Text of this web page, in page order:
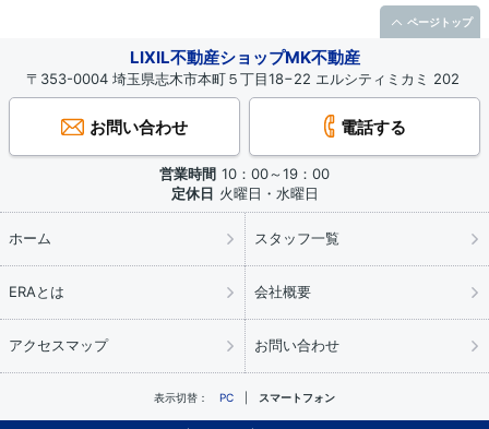
LIXIL不動産ショップMK不動産
〒353-0004 埼玉県志木市本町５丁目18−22 エルシティミカミ 202
お問い合わせ 電話する
営業時間 10：00～19：00
定休日 火曜日・水曜日
ホーム スタッフ一覧
ERAとは 会社概要
アクセスマップ お問い合わせ
表示切替： PC スマートフォン
ページトップ